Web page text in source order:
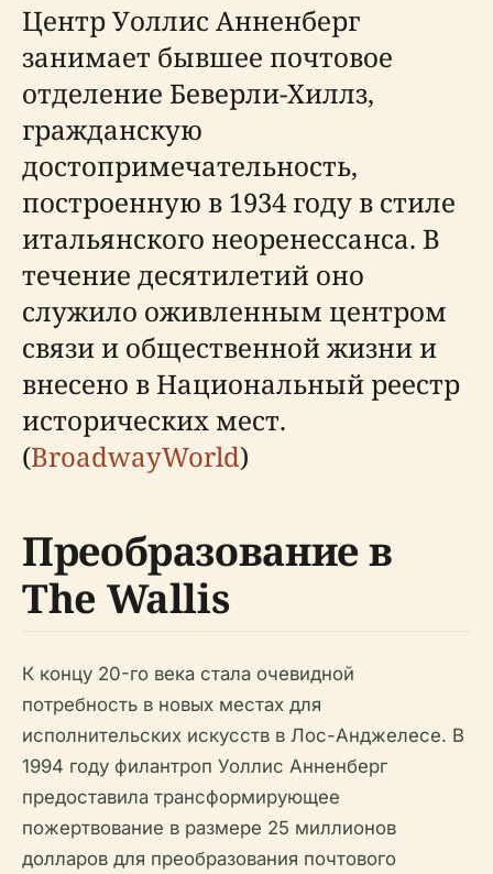
Центр Уоллис Анненберг
занимает бывшее почтовое
отделение Беверли-Хиллз,
гражданскую
достопримечательность,
построенную в 1934 году в стиле
итальянского неоренессанса. В
течение десятилетий оно
служило оживленным центром
связи и общественной жизни и
внесено в Национальный реестр
исторических мест.
(BroadwayWorld)
Преобразование в
The Wallis
К концу 20-го века стала очевидной
потребность в новых местах для
исполнительских искусств в Лос-Анджелесе. В
1994 году филантроп Уоллис Анненберг
предоставила трансформирующее
пожертвование в размере 25 миллионов
долларов для преобразования почтового